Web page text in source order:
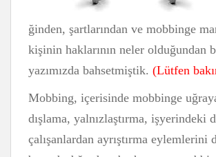
ğinden, şartlarından ve mobbinge
kişinin haklarının neler olduğundan
yazımızda bahsetmiştik. (Lütfen
Mobbing, içerisinde mobbinge
dışlama, yalnızlaştırma, işyerindeki
çalışanlardan ayrıştırma eylemlerini